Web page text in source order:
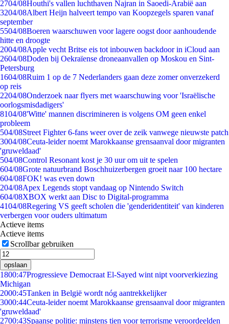
2704/08Houthi's vallen luchthaven Najran in Saoedi-Arabië aan
3204/08Albert Heijn halveert tempo van Koopzegels sparen vanaf
september
5504/08Boeren waarschuwen voor lagere oogst door aanhoudende
hitte en droogte
2004/08Apple vecht Britse eis tot inbouwen backdoor in iCloud aan
2604/08Doden bij Oekraïense droneaanvallen op Moskou en Sint-
Petersburg
1604/08Ruim 1 op de 7 Nederlanders gaan deze zomer onverzekerd
op reis
2204/08Onderzoek naar flyers met waarschuwing voor 'Israëlische
oorlogsmisdadigers'
8104/08'Witte' mannen discrimineren is volgens OM geen enkel
probleem
504/08Street Fighter 6-fans weer over de zeik vanwege nieuwste patch
3004/08Ceuta-leider noemt Marokkaanse grensaanval door migranten
'gruweldaad'
504/08Control Resonant kost je 30 uur om uit te spelen
604/08Grote natuurbrand Boschhuizerbergen groeit naar 100 hectare
604/08FOK! was even down
204/08Apex Legends stopt vandaag op Nintendo Switch
604/08XBOX werkt aan Disc to Digital-programma
4104/08Regering VS geeft scholen die 'genderidentiteit' van kinderen
verbergen voor ouders ultimatum
Actieve items
Actieve items
Scrollbar gebruiken
opslaan
1800:47Progressieve Democraat El-Sayed wint nipt voorverkiezing
Michigan
2000:45Tanken in België wordt nóg aantrekkelijker
3000:44Ceuta-leider noemt Marokkaanse grensaanval door migranten
'gruweldaad'
2700:43Spaanse politie: minstens tien voor terrorisme veroordeelden